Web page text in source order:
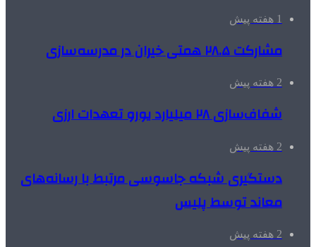
1 هفته پیش
مشارکت ۲۸.۵ همتی خیران در مدرسه‌سازی
2 هفته پیش
شفاف‌سازی ۲۸ میلیارد یورو تعهدات ارزی
2 هفته پیش
دستگیری شبکه جاسوسی مرتبط با رسانه‌های
معاند توسط پلیس
2 هفته پیش